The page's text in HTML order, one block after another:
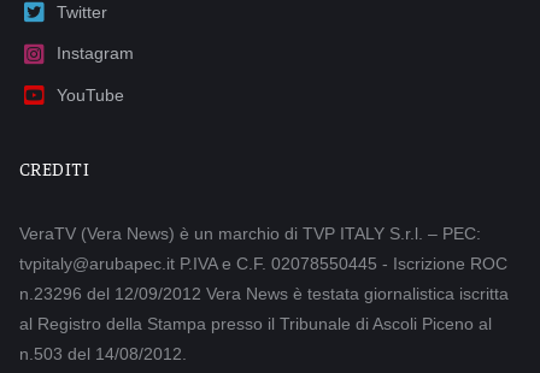
Twitter
Instagram
YouTube
CREDITI
VeraTV (Vera News) è un marchio di TVP ITALY S.r.l. – PEC:
tvpitaly@arubapec.it P.IVA e C.F. 02078550445 - Iscrizione ROC
n.23296 del 12/09/2012 Vera News è testata giornalistica iscritta
al Registro della Stampa presso il Tribunale di Ascoli Piceno al
n.503 del 14/08/2012.